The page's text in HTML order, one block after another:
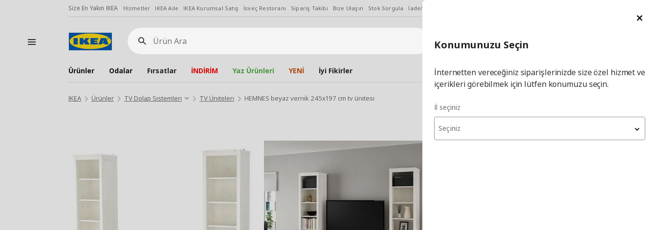
Size En Yakın IKEA Hizmetler IKEA Aile IKEA Kurumsal Satış İsveç Restoranı Sipariş Takibi Bize Ulaşın Stok Sorgula İade/Değişim Talebi
Ürün
Ara
İl Seçiniz İl
Hej! Üye Girişi / Üye Ol
Ürünler Odalar Fırsatlar İNDİRİM Yaz Ürünleri YENİ İyi Fikirler
IKEA Ürünler TV Dolap Sistemleri TV Üniteleri HEMNES beyaz vernik 245x197 cm tv ünitesi
Konumunuzu Seçin
İnternetten vereceğiniz siparişlerinizde size özel hizmet ve
içerikleri görebilmek için lütfen konumuzu seçin.
İl seçiniz
Seçiniz